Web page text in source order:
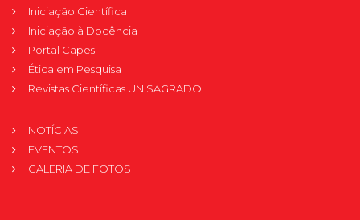
Iniciação Científica
Iniciação à Docência
Portal Capes
Ética em Pesquisa
Revistas Científicas UNISAGRADO
NOTÍCIAS
EVENTOS
GALERIA DE FOTOS